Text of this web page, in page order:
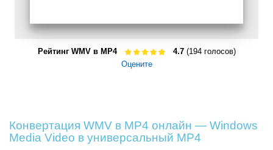
Рейтинг WMV в MP4 4.7(194 голосов)
Оцените
Конвертация WMV в MP4 онлайн — Windows
Media Video в универсальный MP4